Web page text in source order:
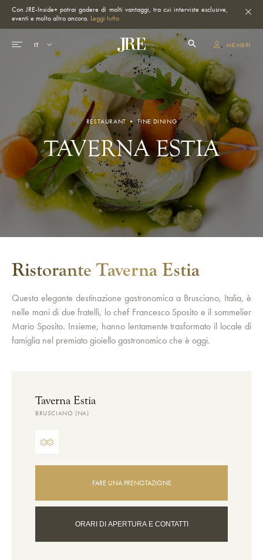
Con JRE-Inside+ potrai godere di molti vantaggi, tra cui interviste esclusive,
eventi e molto altro ancora. Leggi tutto
MEMBRI
RESTAURANT • FINE DINING
TAVERNA ESTIA
Ristorante Taverna Estia
Questa elegante destinazione gastronomica a Brusciano, Italia, è
nelle mani di due fratelli, lo chef Francesco Sposito e il sommelier
Mario Sposito. Insieme, hanno lentamente trasformato il locale di
famiglia nel premiato gioiello gastronomico che è oggi.
Taverna Estia
BRUSCIANO (NA)
FARE UNA PRENOTAZIONE
ORARI DI APERTURA E CONTATTI